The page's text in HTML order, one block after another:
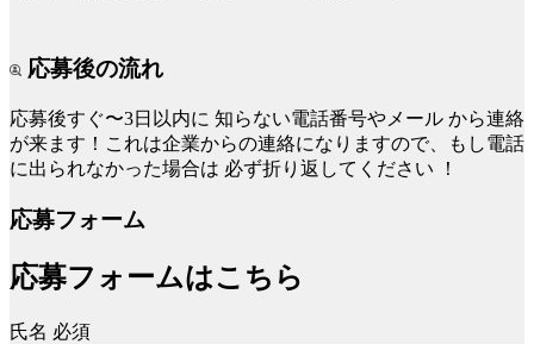
応募後の流れ
応募後すぐ〜3日以内に 知らない電話番号やメール から連絡
が来ます！これは企業からの連絡になりますので、もし電話
に出られなかった場合は 必ず折り返してください ！
応募フォーム
応募フォームはこちら
氏名 必須